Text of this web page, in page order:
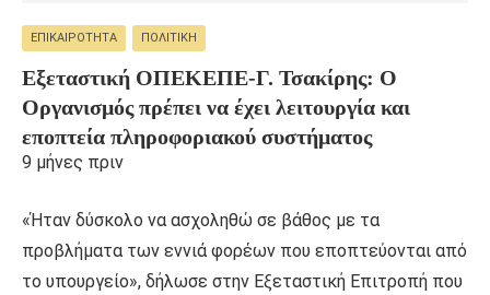
ΕΠΙΚΑΙΡΌΤΗΤΑ ΠΟΛΙΤΙΚΉ
Εξεταστική ΟΠΕΚΕΠΕ-Γ. Τσακίρης: Ο
Οργανισμός πρέπει να έχει λειτουργία και
εποπτεία πληροφοριακού συστήματος
9 μήνες πριν
«Ήταν δύσκολο να ασχοληθώ σε βάθος με τα
προβλήματα των εννιά φορέων που εποπτεύονται από
το υπουργείο», δήλωσε στην Εξεταστική Επιτροπή που